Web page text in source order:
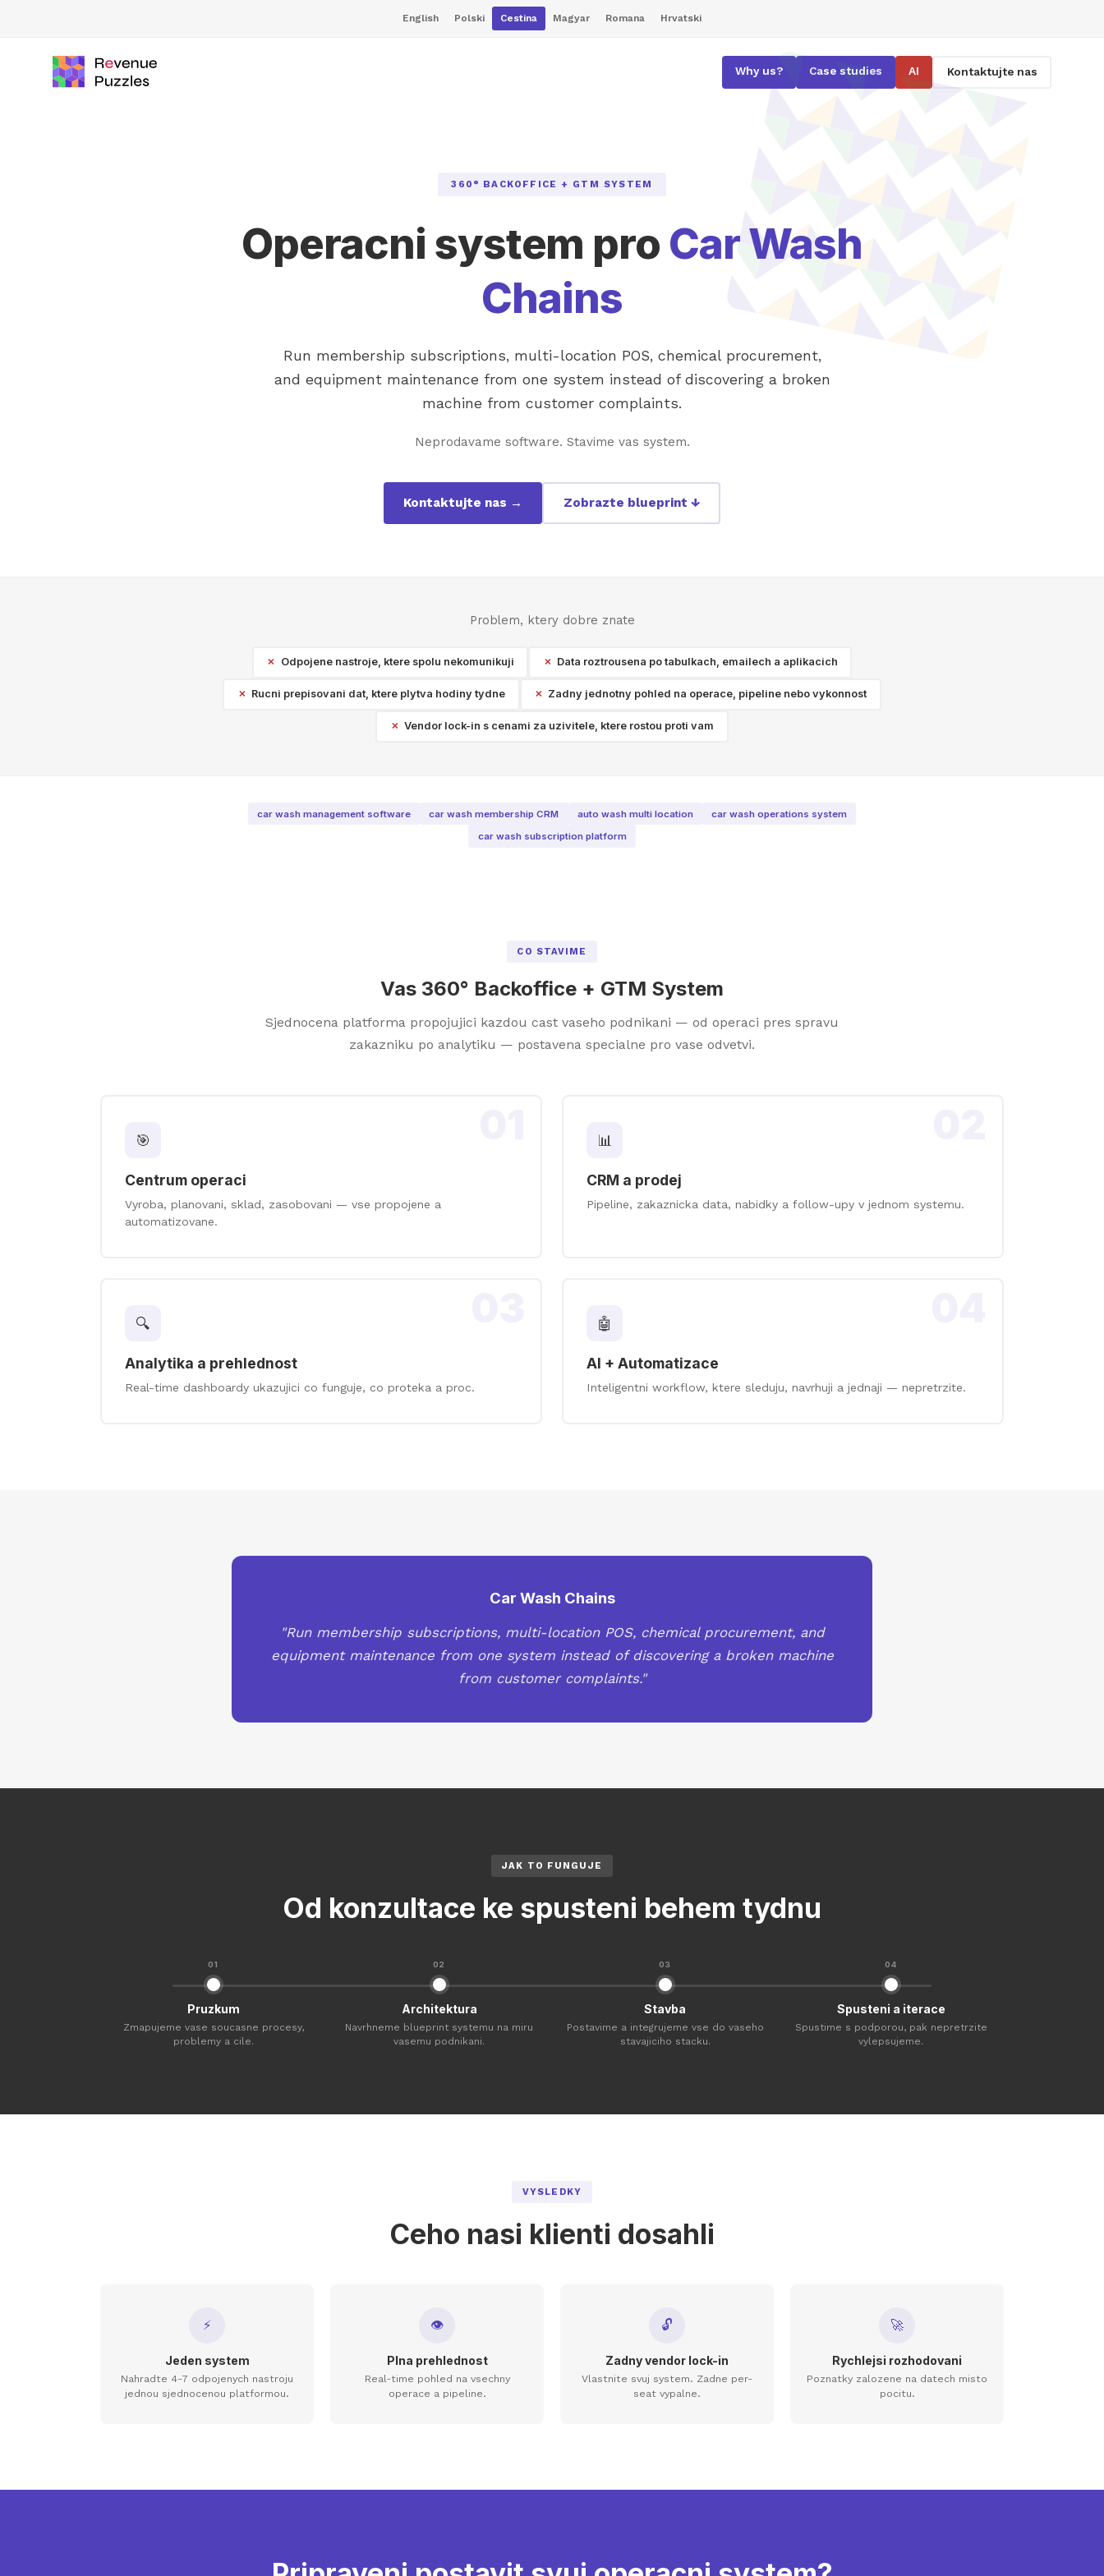
English Polski Cestina Magyar Romana Hrvatski
Why us? Case studies AI Kontaktujte nas
360° BACKOFFICE + GTM SYSTEM
Operacni system pro Car Wash
Chains
Run membership subscriptions, multi-location POS, chemical procurement,
and equipment maintenance from one system instead of discovering a broken
machine from customer complaints.
Neprodavame software. Stavime vas system.
Kontaktujte nas → Zobrazte blueprint ↓
Problem, ktery dobre znate
Odpojene nastroje, ktere spolu nekomunikuji Data roztrousena po tabulkach, emailech a aplikacich
Rucni prepisovani dat, ktere plytva hodiny tydne Zadny jednotny pohled na operace, pipeline nebo vykonnost
Vendor lock-in s cenami za uzivitele, ktere rostou proti vam
car wash management software car wash membership CRM auto wash multi location
car wash operations system
car wash subscription platform
CO STAVIME
Vas 360° Backoffice + GTM System
Sjednocena platforma propojujici kazdou cast vaseho podnikani — od operaci pres spravu
zakazniku po analytiku — postavena specialne pro vase odvetvi.
🎯
Centrum operaci
Vyroba, planovani, sklad, zasobovani — vse propojene a
automatizovane.
📊
CRM a prodej
Pipeline, zakaznicka data, nabidky a follow-upy v jednom systemu.
🔍
Analytika a prehlednost
Real-time dashboardy ukazujici co funguje, co proteka a proc.
🤖
AI + Automatizace
Inteligentni workflow, ktere sleduju, navrhuji a jednaji — nepretrzite.
Car Wash Chains
"Run membership subscriptions, multi-location POS, chemical procurement, and
equipment maintenance from one system instead of discovering a broken machine
from customer complaints."
JAK TO FUNGUJE
Od konzultace ke spusteni behem tydnu
01
Pruzkum
Zmapujeme vase soucasne procesy,
problemy a cile.
02
Architektura
Navrhneme blueprint systemu na miru
vasemu podnikani.
03
Stavba
Postavime a integrujeme vse do vaseho
stavajiciho stacku.
04
Spusteni a iterace
Spustime s podporou, pak nepretrzite
vylepsujeme.
VYSLEDKY
Ceho nasi klienti dosahli
⚡
Jeden system
Nahradte 4-7 odpojenych nastroju
jednou sjednocenou platformou.
👁
Plna prehlednost
Real-time pohled na vsechny
operace a pipeline.
🔓
Zadny vendor lock-in
Vlastnite svuj system. Zadne per-
seat vypalne.
🚀
Rychlejsi rozhodovani
Poznatky zalozene na datech misto
pocitu.